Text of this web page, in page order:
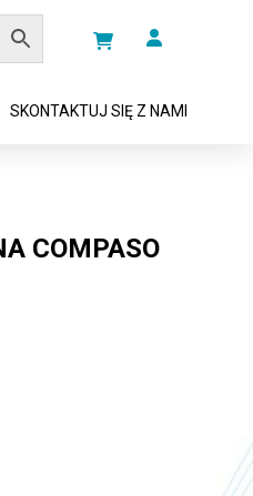
SKONTAKTUJ SIĘ Z NAMI
COMPASO